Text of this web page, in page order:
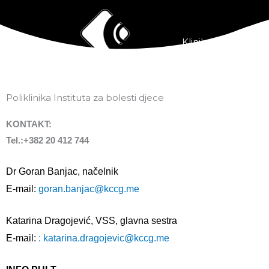
na
Klinike i centri
Poliklinika Instituta za bolesti djece
KONTAKT:
Tel.:+382 20 412 744
Dr Goran Banjac, načelnik
E-mail: goran.banjac@kccg.me
Katarina Dragojević, VSS, glavna sestra
E-mail: : katarina.dragojevic@kccg.me